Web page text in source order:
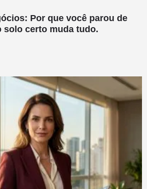
Por que você parou de
solo certo muda tudo.